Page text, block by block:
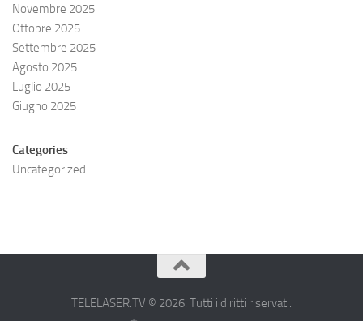
Novembre 2025
Ottobre 2025
Settembre 2025
Agosto 2025
Luglio 2025
Giugno 2025
Categories
Uncategorized
TELELASER.TV © 2026. Tutti i diritti riservati.